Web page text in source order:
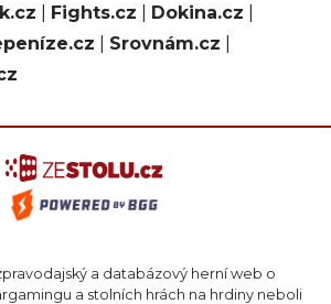
Fights.cz Dokina.cz
Srovnám.cz
a databázový herní web o
a stolních hrách na hrdiny neboli